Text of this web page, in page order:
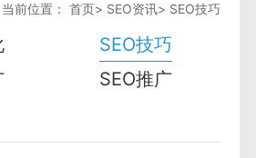
当前位置：首页> SEO资讯> SEO技巧
SEO技巧
SEO推广